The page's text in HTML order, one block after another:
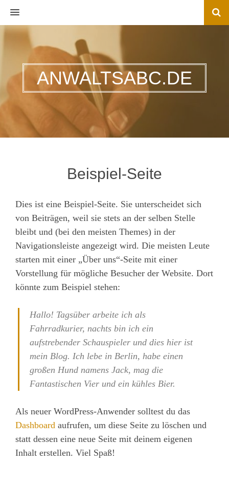
MENU
ANWALTSABC.DE
Beispiel-Seite
Dies ist eine Beispiel-Seite. Sie unterscheidet sich
von Beiträgen, weil sie stets an der selben Stelle
bleibt und (bei den meisten Themes) in der
Navigationsleiste angezeigt wird. Die meisten Leute
starten mit einer „Über uns“-Seite mit einer
Vorstellung für mögliche Besucher der Website. Dort
könnte zum Beispiel stehen:
Hallo! Tagsüber arbeite ich als
Fahrradkurier, nachts bin ich ein
aufstrebender Schauspieler und dies hier ist
mein Blog. Ich lebe in Berlin, habe einen
großen Hund namens Jack, mag die
Fantastischen Vier und ein kühles Bier.
Als neuer WordPress-Anwender solltest du das
Dashboard aufrufen, um diese Seite zu löschen und
statt dessen eine neue Seite mit deinem eigenen
Inhalt erstellen. Viel Spaß!